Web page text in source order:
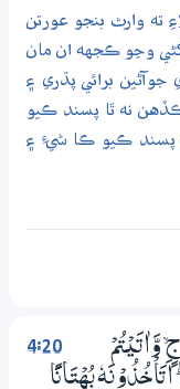
ته وارث بنجو عورتن
کڻي وڃو ڪجهه ان مان
برائي پڌري ۽
نه ٿا پسند ڪيو
پسند ڪيو ڪا شيءِ ۽
4:20
وَّاٰتَيْتُمْ
اَتَاْخُذُوْنَهٗ بُھْتَانًا